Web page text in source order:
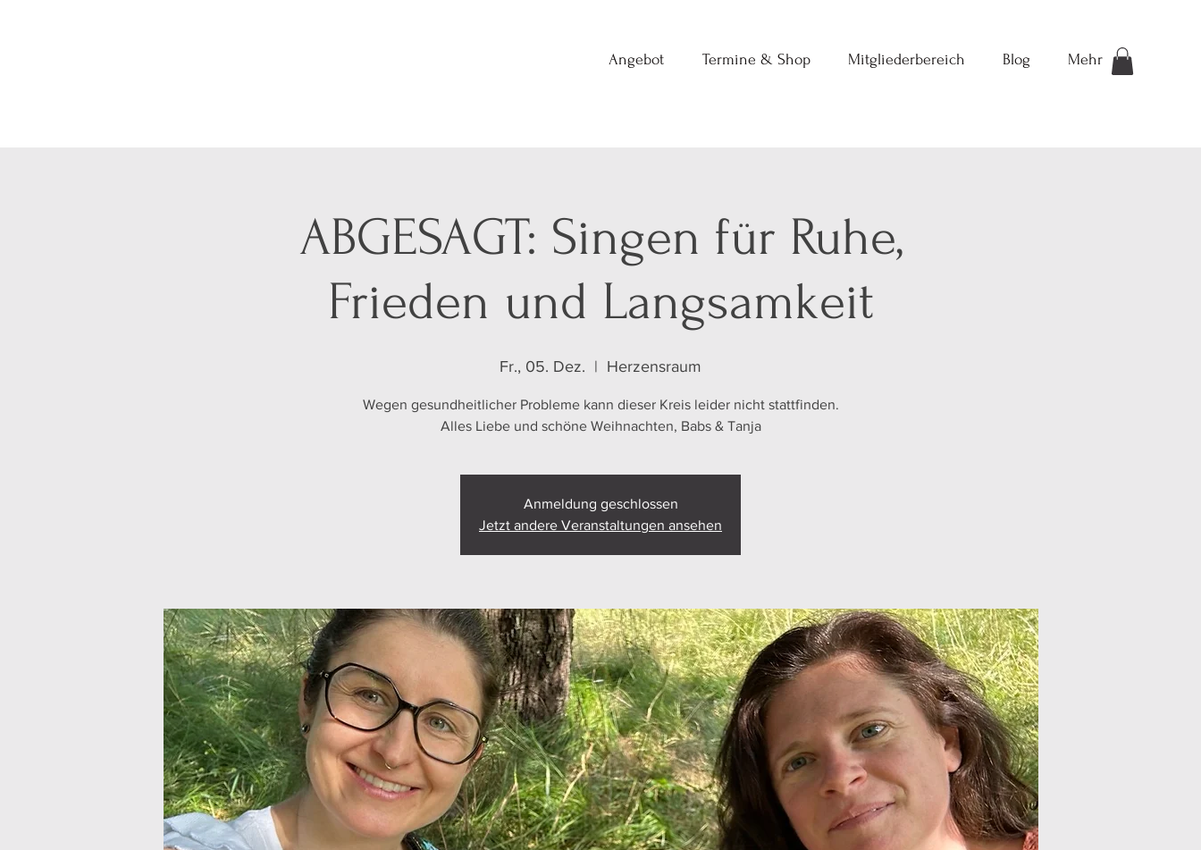
Angebot Termine & Shop Mitgliederbereich Blog Mehr
ABGESAGT: Singen für Ruhe,
Frieden und Langsamkeit
Fr., 05. Dez.
  |
Herzensraum
Wegen gesundheitlicher Probleme kann dieser Kreis leider nicht stattfinden.
Alles Liebe und schöne Weihnachten, Babs & Tanja
Anmeldung geschlossen
Jetzt andere Veranstaltungen ansehen